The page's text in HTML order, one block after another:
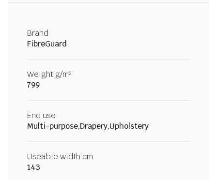
Brand
FibreGuard
Weight g/m²
799
End use
Multi-purpose,Drapery,Upholstery
Useable width cm
143